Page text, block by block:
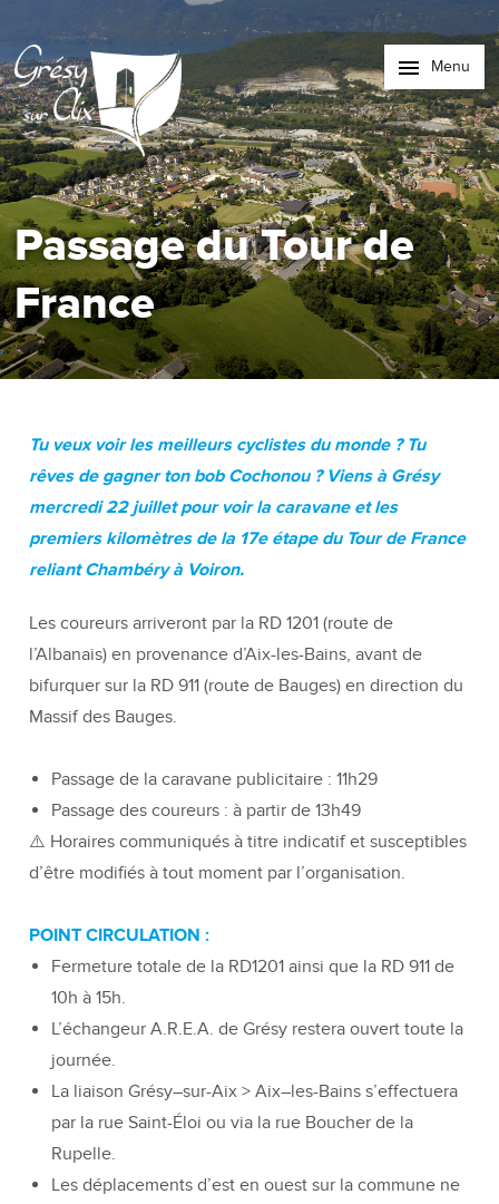
Menu
Passage du Tour de
France
Tu veux voir les meilleurs cyclistes du monde ? Tu
rêves de gagner ton bob Cochonou ? Viens à Grésy
mercredi 22 juillet pour voir la caravane et les
premiers kilomètres de la 17e étape du Tour de France
reliant Chambéry à Voiron.
Les coureurs arriveront par la RD 1201 (route de
l’Albanais) en provenance d’Aix-les-Bains, avant de
bifurquer sur la RD 911 (route de Bauges) en direction du
Massif des Bauges.
Passage de la caravane publicitaire : 11h29
Passage des coureurs : à partir de 13h49
⚠️ Horaires communiqués à titre indicatif et susceptibles
d’être modifiés à tout moment par l’organisation.
POINT CIRCULATION :
Fermeture totale de la RD1201 ainsi que la RD 911 de
10h à 15h.
L’échangeur A.R.E.A. de Grésy restera ouvert toute la
journée.
La liaison Grésy–sur-Aix > Aix–les-Bains s’effectuera
par la rue Saint-Éloi ou via la rue Boucher de la
Rupelle.
Les déplacements d’est en ouest sur la commune ne